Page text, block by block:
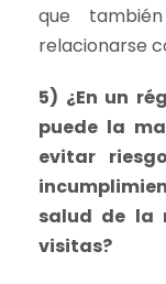
que
relacionarse
5) ¿En un
puede la
evitar
salud de la
visitas?